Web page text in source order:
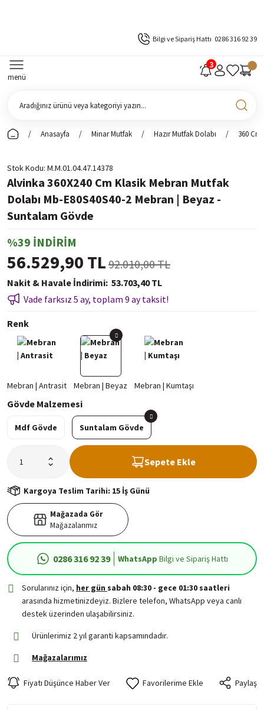
Bilgi ve Sipariş Hattı 0286 316 92 39
menü
Anasayfa Minar Mutfak Hazır Mutfak Dolabı 360 Cm
Stok Kodu M.M.01.04.47.14378
Alvinka 360X240 Cm Klasik Mebran Mutfak
Dolabı Mb-E80S40S40-2 Mebran | Beyaz -
Suntalam Gövde
%39 İNDİRİM
56.529,90 TL 92.010,00 TL
Nakit & Havale İndirimi 53.703,40 TL
Vade farksız 5 ay, toplam 9 ay taksit!
Renk
Gövde Malzemesi
Mdf Gövde Suntalam Gövde
Sepete Ekle
Kargoya Teslim Tarihi: 15 İş Günü
Mağazada Gör
Mağazalarımız
0286 316 92 39 WhatsApp Bilgi ve Sipariş Hattı
Sorularınız için, her gün sabah 08:30 - gece 01:30 saatleri
arasında hizmetinizdeyiz. Bizlere telefon, WhatsApp veya canlı
destek üzerinden ulaşabilirsiniz.
Ürünlerimiz 2 yıl garanti kapsamındadır.
Mağazalarımız
Fiyatı Düşünce Haber Ver Paylaş